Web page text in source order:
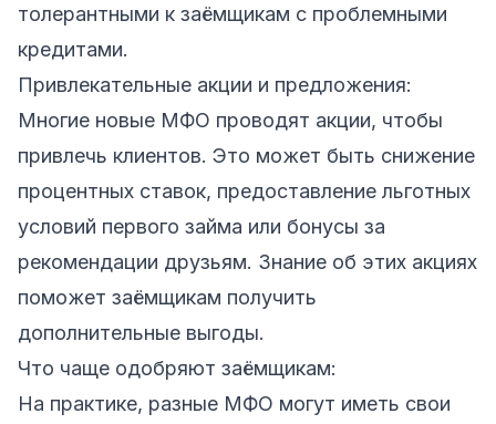
толерантными к заёмщикам с проблемными
кредитами.
Привлекательные акции и предложения:
Многие новые МФО проводят акции, чтобы
привлечь клиентов. Это может быть снижение
процентных ставок, предоставление льготных
условий первого займа или бонусы за
рекомендации друзьям. Знание об этих акциях
поможет заёмщикам получить
дополнительные выгоды.
Что чаще одобряют заёмщикам:
На практике, разные МФО могут иметь свои